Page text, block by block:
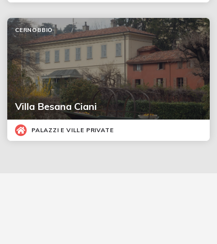
Villa Besana Ciani
CERNOBBIO
PALAZZI E VILLE PRIVATE